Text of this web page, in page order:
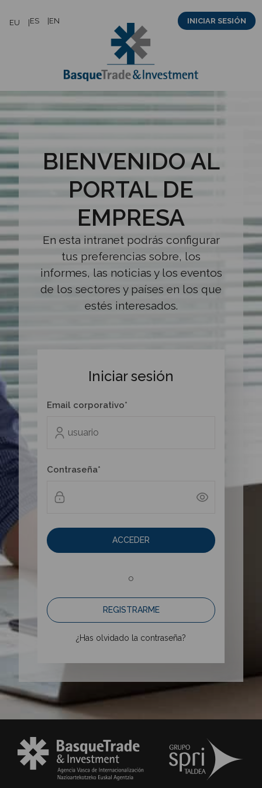
EU ES EN INICIAR SESIÓN
BIENVENIDO AL
PORTAL DE
EMPRESA
En esta intranet podrás configurar
tus preferencias sobre, los
informes, las noticias y los eventos
de los sectores y países en los que
estés interesados.
Iniciar sesión
Email corporativo*
Contraseña*
ACCEDER
o
REGISTRARME
¿Has olvidado la contraseña?